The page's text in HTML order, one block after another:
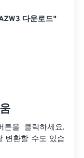
다운로드"
을 클릭하세요.
변환할 수도 있습